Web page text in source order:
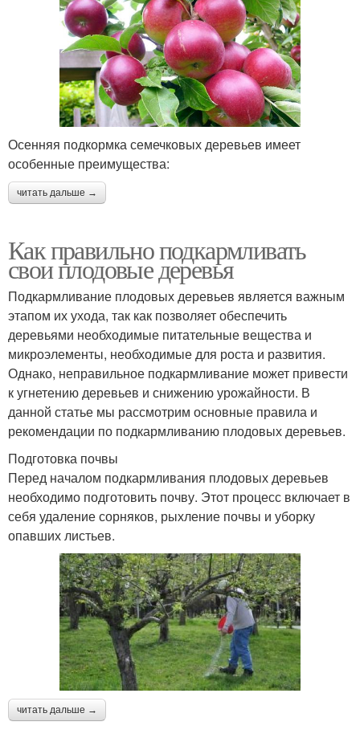
Осенняя подкормка семечковых деревьев имеет
особенные преимущества:
читать дальше →
Как правильно подкармливать
свои плодовые деревья
Подкармливание плодовых деревьев является важным
этапом их ухода, так как позволяет обеспечить
деревьями необходимые питательные вещества и
микроэлементы, необходимые для роста и развития.
Однако, неправильное подкармливание может привести
к угнетению деревьев и снижению урожайности. В
данной статье мы рассмотрим основные правила и
рекомендации по подкармливанию плодовых деревьев.
Подготовка почвы
Перед началом подкармливания плодовых деревьев
необходимо подготовить почву. Этот процесс включает в
себя удаление сорняков, рыхление почвы и уборку
опавших листьев.
читать дальше →